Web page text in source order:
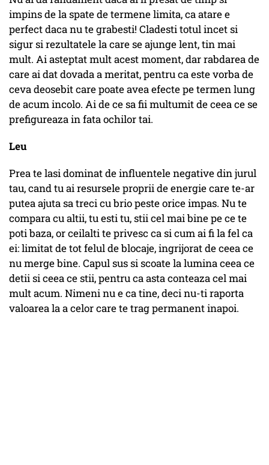
impins de la spate de termene limita, ca atare e
perfect daca nu te grabesti! Cladesti totul incet si
sigur si rezultatele la care se ajunge lent, tin mai
mult. Ai asteptat mult acest moment, dar rabdarea de
care ai dat dovada a meritat, pentru ca este vorba de
ceva deosebit care poate avea efecte pe termen lung
de acum incolo. Ai de ce sa fii multumit de ceea ce se
prefigureaza in fata ochilor tai.
Leu
Prea te lasi dominat de influentele negative din jurul
tau, cand tu ai resursele proprii de energie care te-ar
putea ajuta sa treci cu brio peste orice impas. Nu te
compara cu altii, tu esti tu, stii cel mai bine pe ce te
poti baza, or ceilalti te privesc ca si cum ai fi la fel ca
ei: limitat de tot felul de blocaje, ingrijorat de ceea ce
nu merge bine. Capul sus si scoate la lumina ceea ce
detii si ceea ce stii, pentru ca asta conteaza cel mai
mult acum. Nimeni nu e ca tine, deci nu-ti raporta
valoarea la a celor care te trag permanent inapoi.